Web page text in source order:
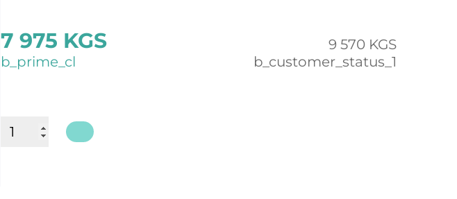
7 975 KGS
b_prime_cl
9 570 KGS
b_customer_status_1